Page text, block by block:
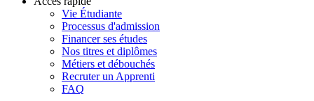
Vie Étudiante
Processus d'admission
Financer ses études
Nos titres et diplômes
Métiers et débouchés
Recruter un Apprenti
FAQ